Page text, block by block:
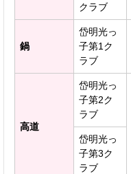
クラブ
鍋
岱明光っ
子第1ク
ラブ
高道
岱明光っ
子第2ク
ラブ
岱明光っ
子第3ク
ラブ